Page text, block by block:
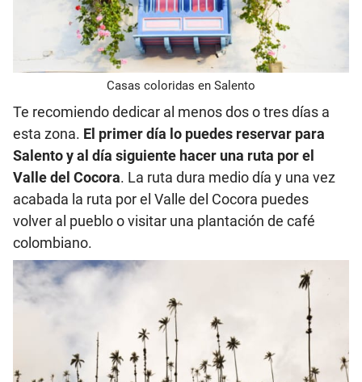
Casas coloridas en Salento
Te recomiendo dedicar al menos dos o tres días a
esta zona. El primer día lo puedes reservar para
Salento y al día siguiente hacer una ruta por el
Valle del Cocora. La ruta dura medio día y una vez
acabada la ruta por el Valle del Cocora puedes
volver al pueblo o visitar una plantación de café
colombiano.